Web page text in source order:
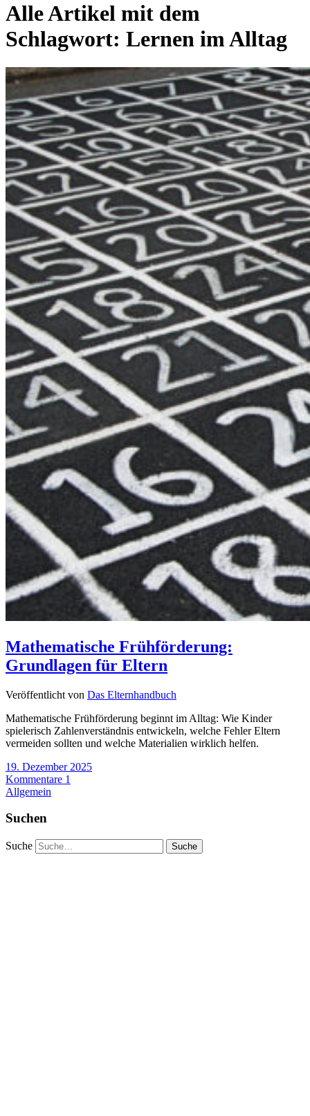
Alle Artikel mit dem
Schlagwort: Lernen im Alltag
Mathematische Frühförderung:
Grundlagen für Eltern
Veröffentlicht von Das Elternhandbuch
Mathematische Frühförderung beginnt im Alltag: Wie Kinder
spielerisch Zahlenverständnis entwickeln, welche Fehler Eltern
vermeiden sollten und welche Materialien wirklich helfen.
19. Dezember 2025
Kommentare 1
Allgemein
Suchen
Suche